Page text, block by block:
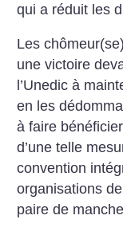
qui a réduit les
Les
une victoire
l’Unedic à
en les
à faire
d’une telle
convention
organisations
paire de